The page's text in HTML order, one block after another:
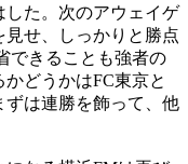
した。次のアウェイゲ
せ、しっかりと勝点
できることも強者の
どうかはFC東京と
は連勝を飾って、他